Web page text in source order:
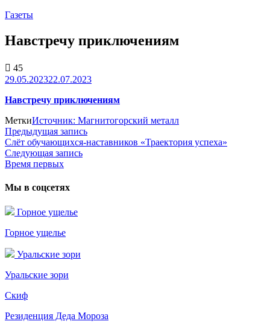
Газеты
Навстречу приключениям
45
29.05.202322.07.2023
Навстречу приключениям
МеткиИсточник: Магнитогорский металл
Навигация
по
Предыдущая запись
запись:
Слёт обучающихся-наставников «Траектория успеха»
Следующая запись
Время первых
Мы в соцсетях
Горное ущелье
Горное ущелье
Уральские зори
Уральские зори
Скиф
Резиденция Деда Мороза